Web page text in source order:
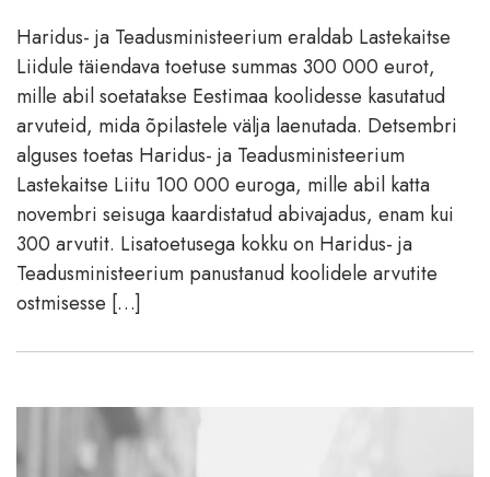
Haridus- ja Teadusministeerium eraldab Lastekaitse
Liidule täiendava toetuse summas 300 000 eurot,
mille abil soetatakse Eestimaa koolidesse kasutatud
arvuteid, mida õpilastele välja laenutada. Detsembri
alguses toetas Haridus- ja Teadusministeerium
Lastekaitse Liitu 100 000 euroga, mille abil katta
novembri seisuga kaardistatud abivajadus, enam kui
300 arvutit. Lisatoetusega kokku on Haridus- ja
Teadusministeerium panustanud koolidele arvutite
ostmisesse […]